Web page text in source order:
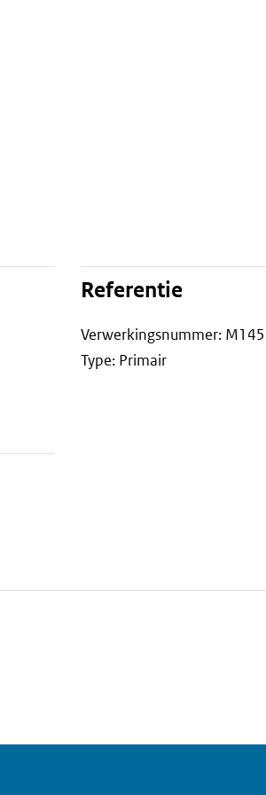
Referentie
Verwerkingsnummer:
Type: Primair